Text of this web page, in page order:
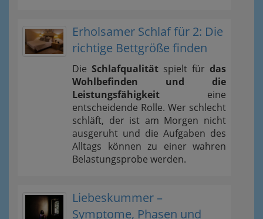
Erholsamer Schlaf für 2: Die
richtige Bettgröße finden
Die Schlafqualität spielt für das
Wohlbefinden und die
Leistungsfähigkeit eine
entscheidende Rolle. Wer schlecht
schläft, der ist am Morgen nicht
ausgeruht und die Aufgaben des
Alltags können zu einer wahren
Belastungsprobe werden.
Liebeskummer –
Symptome, Phasen und